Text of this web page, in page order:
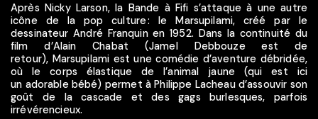
Après Nicky Larson, la Bande à Fifi s’attaque à une autre
icône de la pop culture : le Marsupilami, créé par le
dessinateur André Franquin en 1952. Dans la continuité du
film d’Alain Chabat (Jamel Debbouze est de
retour), Marsupilami est une comédie d’aventure débridée,
où le corps élastique de l’animal jaune (qui est ici
un adorable bébé) permet à Philippe Lacheau d’assouvir son
goût de la cascade et des gags burlesques, parfois
irrévérencieux.